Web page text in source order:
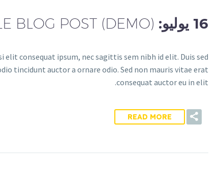
16 يوليو: BLOG POST (DEMO)
consequat ipsum, nec sagittis sem nibh id elit. Duis sed
tincidunt auctor a ornare odio. Sed non mauris vitae erat
consequat auctor eu in elit.
READ MORE